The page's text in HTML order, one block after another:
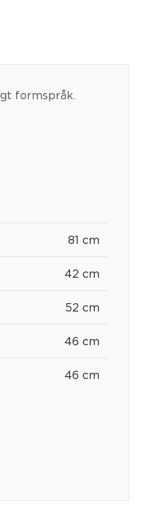
formspråk.
81 cm
42 cm
52 cm
46 cm
46 cm